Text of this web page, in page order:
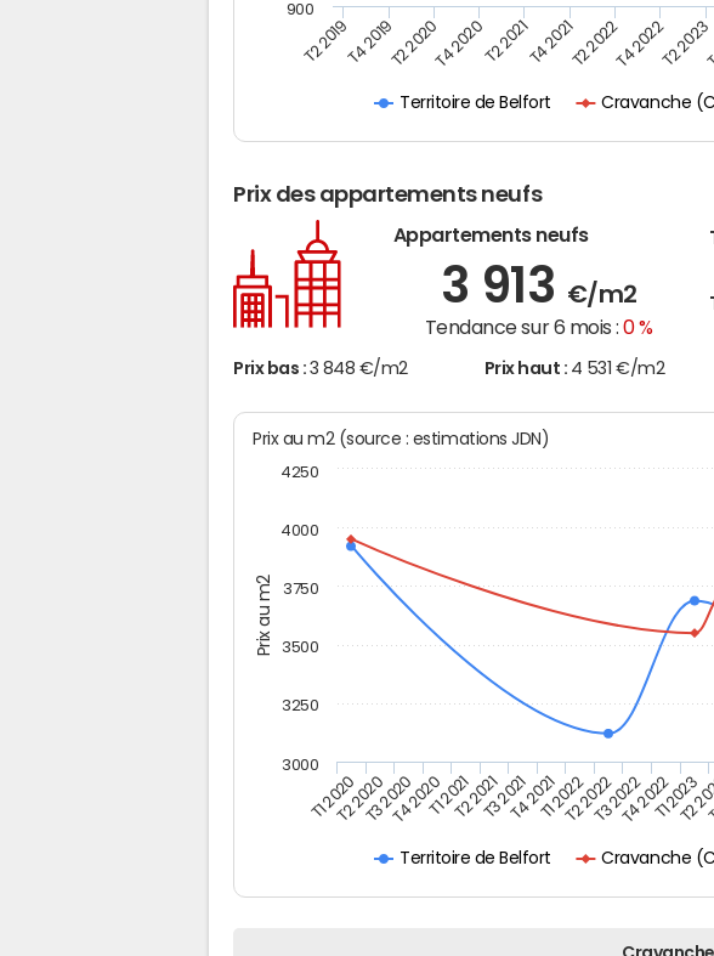
Territoire de Belfort Cravanche
T2 2019T4 2019T2 2020T4 2020T2 2021T4 2021T2 2022T4 2022T2 2023
900
Prix des appartements neufs
Appartements neufs
3 913 €/m2
Tendance sur 6 mois :0 %
Prix bas : 3 848 €/m2 Prix haut : 4 531 €/m2
Prix au m2
Prix au m2 (source : estimations JDN)
Territoire de Belfort Cravanche
T1 2020T2 2020T3 2020T4 2020T1 2021T2 2021T3 2021T4 2021T1 2022T2 2022T3 2022T4 2022T1 2023
T2
3000
3250
3500
3750
4000
4250
Cravanche